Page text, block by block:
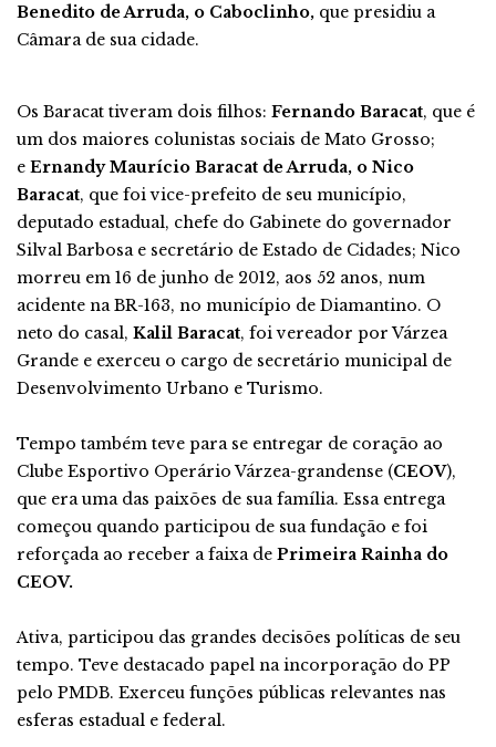
Benedito de Arruda, o Caboclinho, que presidiu a
Câmara de sua cidade.
Os Baracat tiveram dois filhos: Fernando Baracat, que é
um dos maiores colunistas sociais de Mato Grosso;
e Ernandy Maurício Baracat de Arruda, o Nico
Baracat, que foi vice-prefeito de seu município,
deputado estadual, chefe do Gabinete do governador
Silval Barbosa e secretário de Estado de Cidades; Nico
morreu em 16 de junho de 2012, aos 52 anos, num
acidente na BR-163, no município de Diamantino. O
neto do casal, Kalil Baracat, foi vereador por Várzea
Grande e exerceu o cargo de secretário municipal de
Desenvolvimento Urbano e Turismo.
Tempo também teve para se entregar de coração ao
Clube Esportivo Operário Várzea-grandense (CEOV),
que era uma das paixões de sua família. Essa entrega
começou quando participou de sua fundação e foi
reforçada ao receber a faixa de Primeira Rainha do
CEOV.
Ativa, participou das grandes decisões políticas de seu
tempo. Teve destacado papel na incorporação do PP
pelo PMDB. Exerceu funções públicas relevantes nas
esferas estadual e federal.